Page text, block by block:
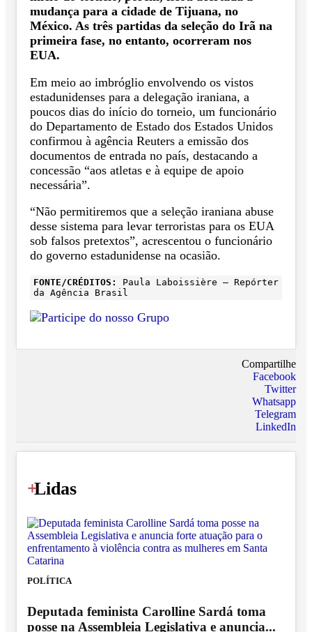
mudança para a cidade de Tijuana, no
México. As três partidas da seleção do Irã na
primeira fase, no entanto, ocorreram nos
EUA.
Em meio ao imbróglio envolvendo os vistos
estadunidenses para a delegação iraniana, a
poucos dias do início do torneio, um funcionário
do Departamento de Estado dos Estados Unidos
confirmou à agência Reuters a emissão dos
documentos de entrada no país, destacando a
concessão “aos atletas e à equipe de apoio
necessária”.
“Não permitiremos que a seleção iraniana abuse
desse sistema para levar terroristas para os EUA
sob falsos pretextos”, acrescentou o funcionário
do governo estadunidense na ocasião.
FONTE/CRÉDITOS:
Paula Laboissière – Repórter
da Agência Brasil
Compartilhe
Facebook
Twitter
Whatsapp
Telegram
LinkedIn
+
Lidas
POLÍTICA
Deputada feminista Carolline Sardá toma
posse na Assembleia Legislativa e anuncia...